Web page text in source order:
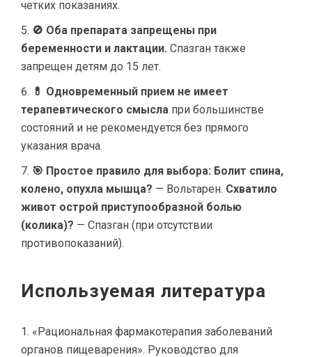
четких показаниях.
🚫 Оба препарата запрещены при
беременности и лактации. Спазган также
запрещен детям до 15 лет.
💊 Одновременный прием не имеет
терапевтического смысла при большинстве
состояний и не рекомендуется без прямого
указания врача.
🎯 Простое правило для выбора: Болит спина,
колено, опухла мышца? — Вольтарен. Схватило
живот острой приступообразной болью
(колика)? — Спазган (при отсутствии
противопоказаний).
Используемая литература
«Рациональная фармакотерапия заболеваний
органов пищеварения». Руководство для